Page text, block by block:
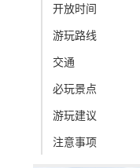
开放时间
游玩路线
交通
必玩景点
游玩建议
注意事项